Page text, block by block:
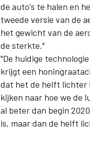
de auto's te halen en
tweede versie van de
het gewicht van de
de sterkte."
"De huidige
krijgt een
dat het de helft lichter
kijken naar hoe we de
al beter dan begin
is, maar dan de helft